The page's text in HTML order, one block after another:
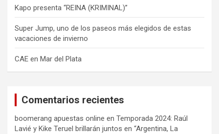
Kapo presenta “REINA (KRIMINAL)”
Super Jump, uno de los paseos más elegidos de estas
vacaciones de invierno
CAE en Mar del Plata
Comentarios recientes
boomerang apuestas online en Temporada 2024: Raúl
Lavié y Kike Teruel brillarán juntos en “Argentina, La